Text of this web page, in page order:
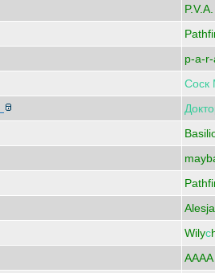
P.V.A.
p-a-r-
Соск
Alesja
Wilyс
AAAA